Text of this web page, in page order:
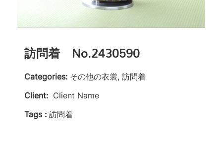
訪問着 No.2430590
Categories: その他の衣裳, 訪問着
Client: Client Name
Tags : 訪問着